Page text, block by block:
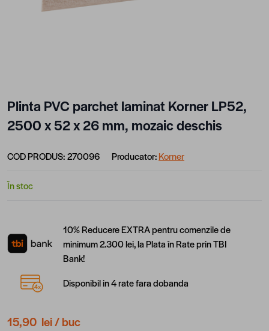
Plinta PVC parchet laminat Korner LP52,
2500 x 52 x 26 mm, mozaic deschis
COD PRODUS:270096 Producator:Korner
În stoc
10% Reducere EXTRA pentru comenzile de
minimum 2.300 lei, la Plata în Rate prin TBI
Bank!
Disponibil in 4 rate fara dobanda
15,90 lei/ buc